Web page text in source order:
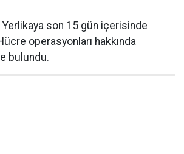
Yerlikaya son 15 gün içerisinde
operasyonları hakkında
bulundu.